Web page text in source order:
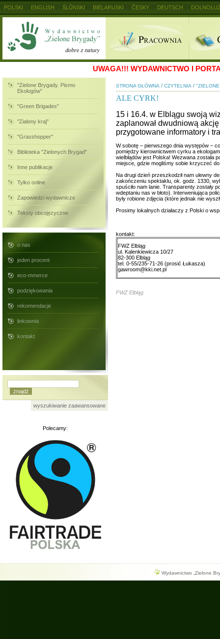
UWAGA!!! WYDAWNICTWO I
"Zielone Brygady. Pismo
Ekologów"
"Green Brigades"
"Zialony kraj"
"Grasshopper"
Biblioteka "Zielonych Brygad"
Inne publikacje
Tylko online
Zapowiedzi wydawnicze
Teksty obcojęzyczne
o nas
jeden procent
eco-mmerce
podziękowania
rekomendacje
linkownia
kontakt
wyszukiwanie zaawansowane
Polecamy:
STRONA GŁÓWNA / CZYTELNIA /
ALE CYRK!
15 i 16.4. w Elblągu swoją
zaplanował dwudniową
przygotowane informatory i
W sobotę – pierwszego dnia występów –
pomiędzy kierownictwem cyrku a
wielbłądów jest Polska! Wezwana została
miejsce, gdzie mogliśmy sobie krzyczeć do
Na drugi dzień przeszkodził nam ulewny
zakończeniu spektaklu, ok. godz. 1330,
spuściło nam lanie. Transparenty zostały
wdeptaniu nas w błoto). Interweniująca
były robione zdjęcia (które jednak nie
Prosimy lokalnych działaczy z Polski o
kontakt:
FWZ Elbląg
ul. Kalenkiewicza 10/27
82-300 Elbląg
tel. 0-55/235-71-26 (prosić Łukasza)
gawroom@kki.net.pl
FWZ Elbląg
Wydawnictwo „Zielone
POLSKI ENGLISH ŚLŮNSKI BIELARUSKI ČESKY DEUTSCH